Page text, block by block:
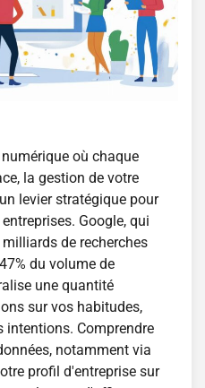
où chaque
la gestion de votre
levier stratégique pour
Google, qui
de recherches
du volume de
une quantité
sur vos habitudes,
intentions. Comprendre
notamment via
profil d'entreprise sur